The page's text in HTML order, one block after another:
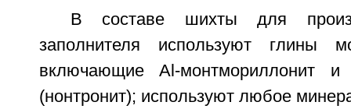
В составе шихты для
заполнителя используют глины
включающие Al-монтмориллонит и
(нонтронит); используют любое